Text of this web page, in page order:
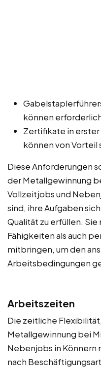
können
Zertifikate in
können von Vorteil
Diese Anforderungen
der Metallgewinnung
Vollzeitjobs und
sind, ihre Aufgaben
Qualität zu erfüllen.
Fähigkeiten als auch
mitbringen, um den
Arbeitsbedingungen
Arbeitszeiten
Die zeitliche
Metallgewinnung bei
Nebenjobs in Könnern
nach